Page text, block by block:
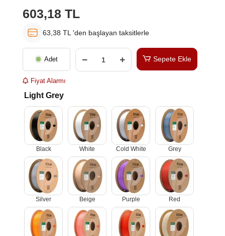
603,18 TL
63,38 TL 'den başlayan taksitlerle
Adet Sepete Ekle
Fiyat Alarmı
Light Grey
Black White Cold White Grey
Silver Beige Purple Red